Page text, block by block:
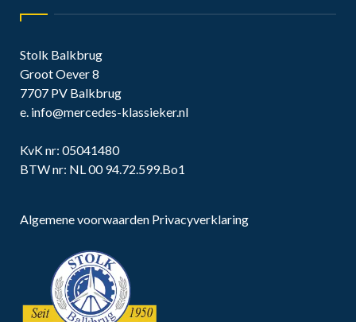
Stolk Balkbrug
Groot Oever 8
7707 PV Balkbrug
e. info@mercedes-klassieker.nl
KvK nr: 05041480
BTW nr: NL 00 94.72.599.Bo1
Algemene voorwaarden Privacyverklaring